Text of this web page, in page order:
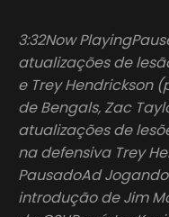
3:32Now
atualizações de
e Trey Hendrickson
de Bengals, Zac
atualizações de
na defensiva Trey
PausadoAd
introdução de Jim